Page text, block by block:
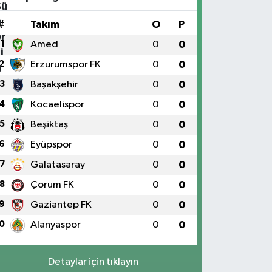
Takım O P
1 Amed 0 0
Erzurumspor FK 0 0
3 Başakşehir 0 0
Kocaelispor 0 0
5 Beşiktaş 0 0
Eyüpspor 0 0
7 Galatasaray 0 0
8 Çorum FK 0 0
Gaziantep FK 0 0
Alanyaspor 0 0
Detaylar için tıklayın